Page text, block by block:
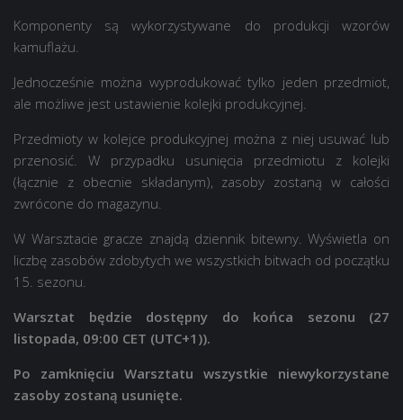
Komponenty są wykorzystywane do produkcji wzorów
kamuflażu.
Jednocześnie można wyprodukować tylko jeden przedmiot,
ale możliwe jest ustawienie kolejki produkcyjnej.
Przedmioty w kolejce produkcyjnej można z niej usuwać lub
przenosić. W przypadku usunięcia przedmiotu z kolejki
(łącznie z obecnie składanym), zasoby zostaną w całości
zwrócone do magazynu.
W Warsztacie gracze znajdą dziennik bitewny. Wyświetla on
liczbę zasobów zdobytych we wszystkich bitwach od początku
15. sezonu.
Warsztat będzie dostępny do końca sezonu (27
listopada, 09:00 CET (UTC+1)).
Po zamknięciu Warsztatu wszystkie niewykorzystane
zasoby zostaną usunięte.